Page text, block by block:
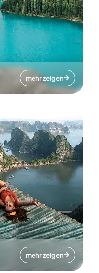
mehr zeigen
mehr zeigen